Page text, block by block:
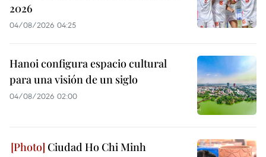
2026
04/08/2026 04:25
Hanoi configura espacio cultural
para una visión de un siglo
04/08/2026 02:00
Ciudad Ho Chi Minh